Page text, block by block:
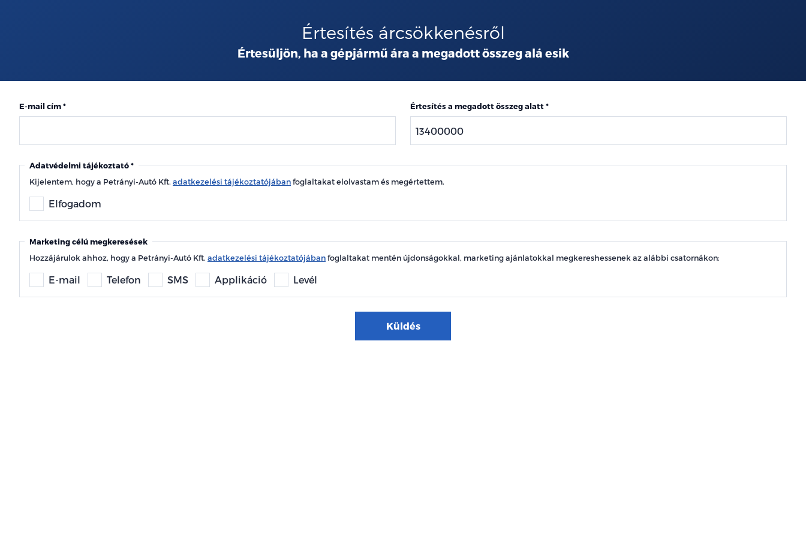
Értesítés árcsökkenésről
Értesüljön, ha a gépjármű ára a megadott összeg alá esik
E-mail cím Értesítés a megadott összeg alatt
Adatvédelmi tájékoztató
Kijelentem, hogy a Petrányi-Autó Kft. adatkezelési tájékoztatójában foglaltakat elolvastam és megértettem.
Elfogadom
Marketing célú megkeresések
Hozzájárulok ahhoz, hogy a Petrányi-Autó Kft. adatkezelési tájékoztatójában foglaltakat mentén újdonságokkal, marketing ajánlatokkal megkereshessenek az alábbi csatornákon:
E-mail Telefon SMS Applikáció Levél
Küldés